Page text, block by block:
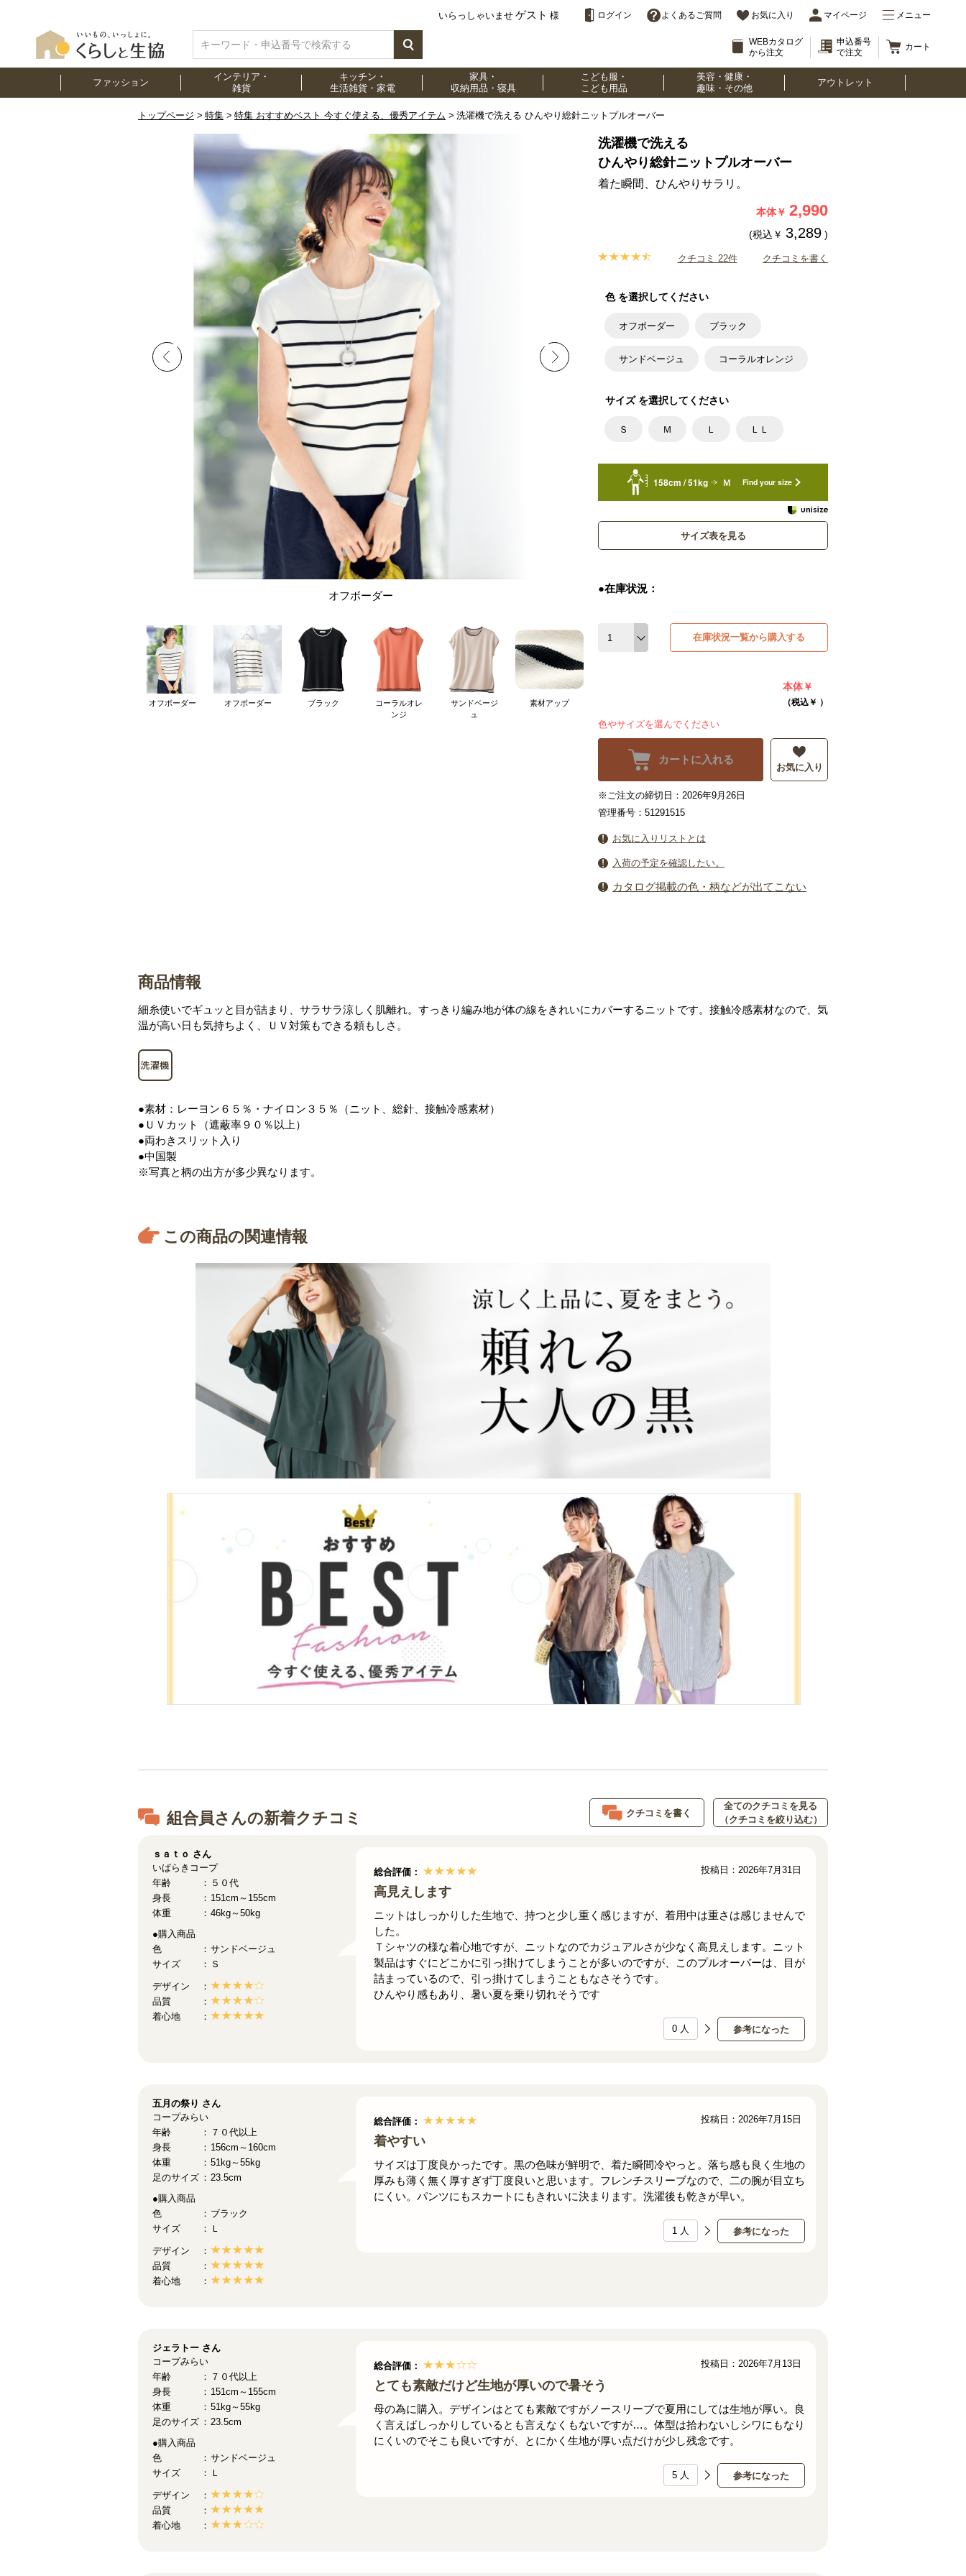
いらっしゃいませ ゲスト 様 ログイン よくあるご質問 お気に入り マイページ メニュー
WEBカタログ
から注文
申込番号
で注文
カート
ファッション
インテリア・
雑貨
キッチン・
生活雑貨・家電
家具・
収納用品・寝具
こども服・
こども用品
美容・健康・
趣味・その他
アウトレット
トップページ 特集 特集 おすすめベスト 今すぐ使える、優秀アイテム 洗濯機で洗える ひんやり総針ニットプルオーバー
オフボーダー
オフボーダー オフボーダー ブラック
コーラルオレ
ンジ
サンドベージ
ュ
素材アップ
洗濯機で洗える
ひんやり総針ニットプルオーバー
着た瞬間、ひんやりサラリ。
本体￥ 2,990
(税込￥ 3,289 )
クチコミ 22件 クチコミを書く
色 を選択してください
オフボーダー ブラック
サンドベージュ コーラルオレンジ
サイズ を選択してください
Ｓ Ｍ Ｌ ＬＬ
158cm / 51kg Ｍ Find your size
サイズ表を見る
●在庫状況：
在庫状況一覧から購入する
本体￥
（税込￥ ）
色やサイズを選んでください
カートに入れる
お気に入り
※ご注文の締切日：2026年9月26日
管理番号：51291515
お気に入りリストとは
入荷の予定を確認したい。
カタログ掲載の色・柄などが出てこない
商品情報
細糸使いでギュッと目が詰まり、サラサラ涼しく肌離れ。すっきり編み地が体の線をきれいにカバーするニットです。接触冷感素材なので、気
温が高い日も気持ちよく、ＵＶ対策もできる頼もしさ。
●素材：レーヨン６５％・ナイロン３５％（ニット、総針、接触冷感素材）
●ＵＶカット（遮蔽率９０％以上）
●両わきスリット入り
●中国製
※写真と柄の出方が多少異なります。
この商品の関連情報
組合員さんの新着クチコミ クチコミを書く
全てのクチコミを見る
（クチコミを絞り込む）
総合評価：
高見えします
ニットはしっかりした生地で、持つと少し重く感じますが、着用中は重さは感じませんで
した。
Ｔシャツの様な着心地ですが、ニットなのでカジュアルさが少なく高見えします。ニット
製品はすぐにどこかに引っ掛けてしまうことが多いのですが、このプルオーバーは、目が
詰まっているので、引っ掛けてしまうこともなさそうです。
ひんやり感もあり、暑い夏を乗り切れそうです
参考になった
0 人
投稿日：2026年7月31日
ｓａｔｏ さん
いばらきコープ
年齢
５０代
身長
151cm～155cm
体重
46kg～50kg
●購入商品
色
サンドベージュ
サイズ
Ｓ
デザイン
品質
着心地
総合評価：
着やすい
サイズは丁度良かったです。黒の色味が鮮明で、着た瞬間冷やっと。落ち感も良く生地の
厚みも薄く無く厚すぎず丁度良いと思います。フレンチスリーブなので、二の腕が目立ち
にくい。パンツにもスカートにもきれいに決まります。洗濯後も乾きが早い。
参考になった
1 人
投稿日：2026年7月15日
五月の祭り さん
コープみらい
年齢
７０代以上
身長
156cm～160cm
体重
51kg～55kg
足のサイズ
23.5cm
●購入商品
色
ブラック
サイズ
Ｌ
デザイン
品質
着心地
総合評価：
とても素敵だけど生地が厚いので暑そう
母の為に購入。デザインはとても素敵ですがノースリーブで夏用にしては生地が厚い。良
く言えばしっかりしているとも言えなくもないですが…。体型は拾わないしシワにもなり
にくいのでそこも良いですが、とにかく生地が厚い点だけが少し残念です。
参考になった
5 人
投稿日：2026年7月13日
ジェラトー さん
コープみらい
年齢
７０代以上
身長
151cm～155cm
体重
51kg～55kg
足のサイズ
23.5cm
●購入商品
色
サンドベージュ
サイズ
Ｌ
デザイン
品質
着心地